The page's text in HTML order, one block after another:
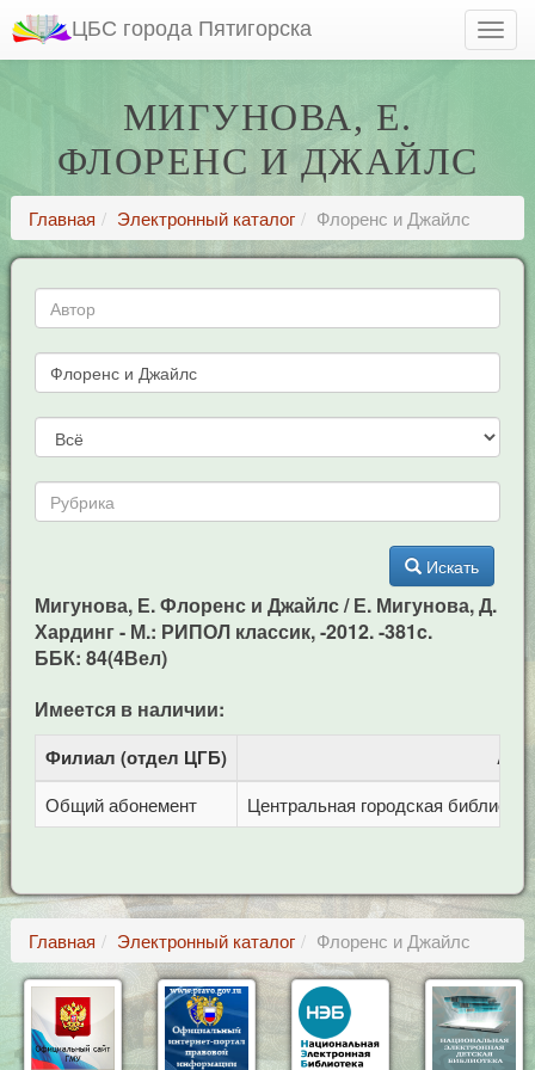
ЦБС города Пятигорска
МИГУНОВА, Е.
ФЛОРЕНС И ДЖАЙЛС
Главная Электронный каталог Флоренс и Джайлс
Искать
Мигунова, Е. Флоренс и Джайлс / Е. Мигунова, Д.
Хардинг - М.: РИПОЛ классик, -2012. -381c.
ББК: 84(4Вел)
Имеется в наличии:
Филиал (отдел ЦГБ)
Общий абонемент Центральная городская
Главная Электронный каталог Флоренс и Джайлс